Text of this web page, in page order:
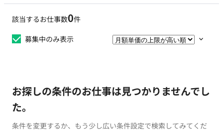
該当するお仕事数0件
募集中のみ表示
お探しの条件のお仕事は見つかりませんでし
た。
条件を変更するか、もう少し広い条件設定で検索してみてくだ